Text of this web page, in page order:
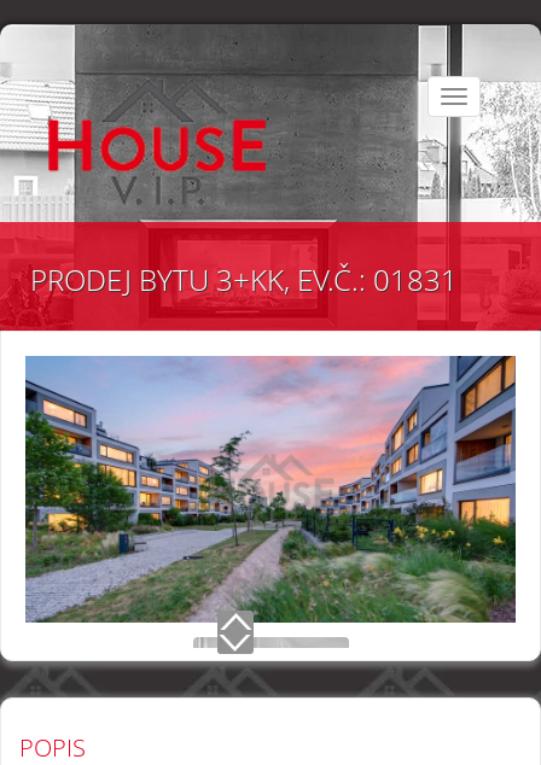
Toggle
navigation
PRODEJ BYTU 3+KK, EV.Č.: 01831
POPIS